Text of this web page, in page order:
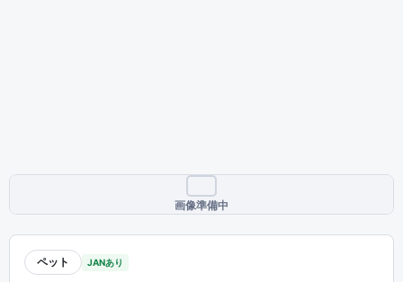
画像準備中
ペット JANあり